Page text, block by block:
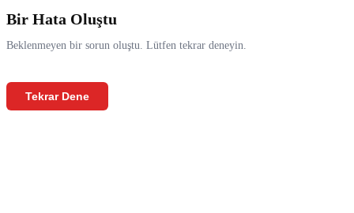
Bir Hata Oluştu
Beklenmeyen bir sorun oluştu. Lütfen tekrar deneyin.
Tekrar Dene